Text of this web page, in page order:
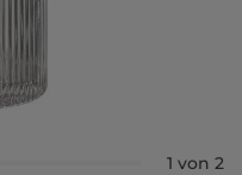
1 von 2